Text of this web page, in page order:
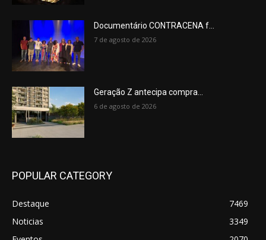
Documentário CONTRACENA f...
7 de agosto de 2026
Geração Z antecipa compra...
6 de agosto de 2026
POPULAR CATEGORY
Destaque
7469
Noticias
3349